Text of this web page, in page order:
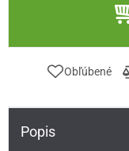
Obľúbené
Popis